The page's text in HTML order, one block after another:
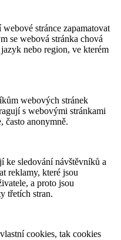
stránce zapamatovat
se webová stránka chová
nebo region, ve kterém
webových stránek
s webovými stránkami
často anonymně.
ke sledování návštěvníků a
reklamy, které jsou
a proto jsou
třetích stran.
cookies, tak cookies